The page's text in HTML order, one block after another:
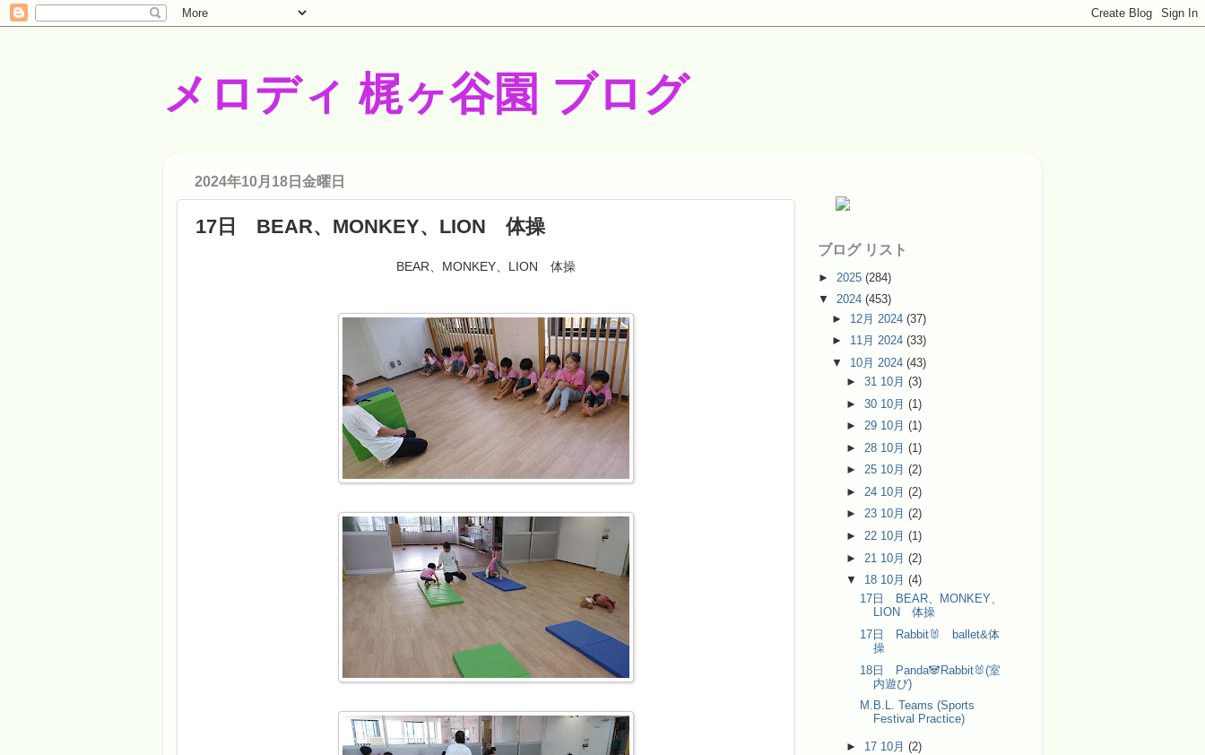
メロディ 梶ヶ谷園 ブログ
2024年10月18日金曜日
17日 BEAR、MONKEY、LION 体操
BEAR、MONKEY、LION 体操
ブログ リスト
► 2025 (284)
▼ 2024 (453)
► 12月 2024(37)
► 11月 2024(33)
▼ 10月 2024(43)
► 31 10月 (3)
► 30 10月 (1)
► 29 10月 (1)
► 28 10月 (1)
► 25 10月 (2)
► 24 10月 (2)
► 23 10月 (2)
► 22 10月 (1)
► 21 10月 (2)
▼ 18 10月 (4)
17日 BEAR、MONKEY、
LION 体操
17日 Rabbit🐰 ballet&体
操
18日 Panda🐼Rabbit🐰(室
内遊び)
M.B.L. Teams (Sports
Festival Practice)
► 17 10月 (2)